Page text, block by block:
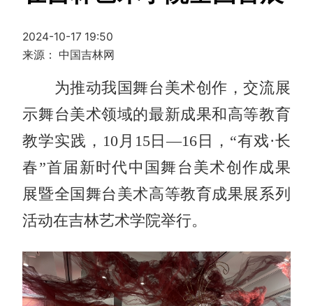
2024-10-17 19:50
来源： 中国吉林网
为推动我国舞台美术创作，交流展
示舞台美术领域的最新成果和高等教育
教学实践，10月15日—16日，“有戏·长
春”首届新时代中国舞台美术创作成果
展暨全国舞台美术高等教育成果展系列
活动在吉林艺术学院举行。